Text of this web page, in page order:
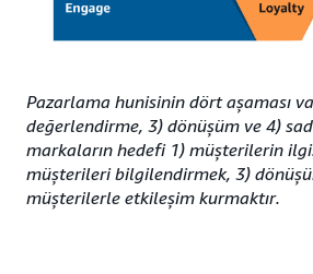
Pazarlama hunisinin dört aşaması
değerlendirme, 3) dönüşüm ve 4)
markaların hedefi 1) müşterilerin
müşterileri bilgilendirmek, 3)
müşterilerle etkileşim kurmaktır.